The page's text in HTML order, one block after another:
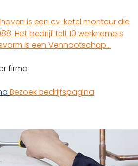
is een cv-ketel monteur die
Het bedrijf telt 10 werknemers
is een Vennootschap…
firma
Bezoek bedrijfspagina